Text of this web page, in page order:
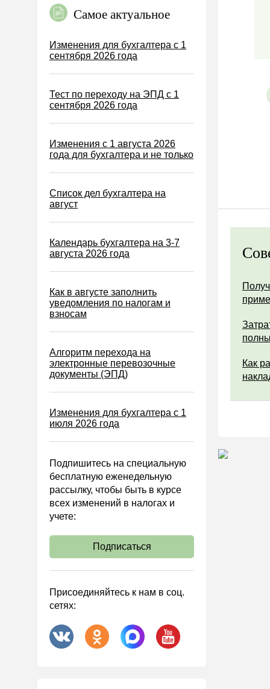
Земельный налог
Налог на рекламу
Торговый сбор
Туристический налог
Водный налог
Экологический налог
Налог на игорный бизнес
Акцизы
Возврат и зачет налогов
Налоговые проверки
Ответственность
Статистика
Онлайн-кассы ККТ ККМ
Управленческий учет
Анализ хозяйственной
Охрана труда и аттестация
Охрана труда
Налоговое планирование
Финансовый контроль
Договоры
ООО
АО
Госзакупки
Самое актуальное
Изменения для бухгалтера с 1
сентября 2026 года
Тест по переходу на ЭПД с 1
сентября 2026 года
Изменения с 1 августа 2026
года для бухгалтера и не только
Список дел бухгалтера на
август
Календарь бухгалтера на 3-7
августа 2026 года
Как в августе заполнить
уведомления по налогам и
взносам
Алгоритм перехода на
электронные перевозочные
документы (ЭПД)
Изменения для бухгалтера с 1
июля 2026 года
Подпишитесь на специальную
бесплатную еженедельную
рассылку, чтобы быть в курсе
всех изменений в налогах и
учете:
Подписаться
Присоединяйтесь к нам в соц.
сетях:
Как